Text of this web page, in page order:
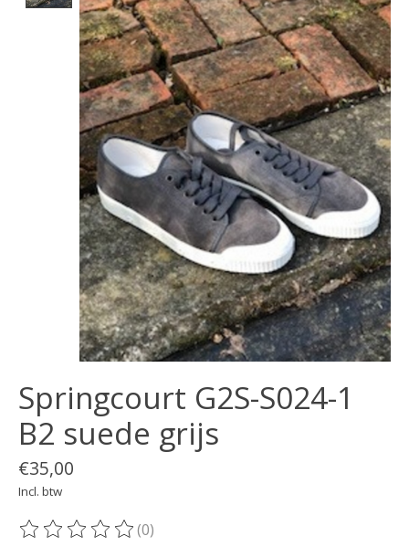
Springcourt G2S-S024-1
B2 suede grijs
€35,00
Incl. btw
De beoordeling van dit product is
(0)